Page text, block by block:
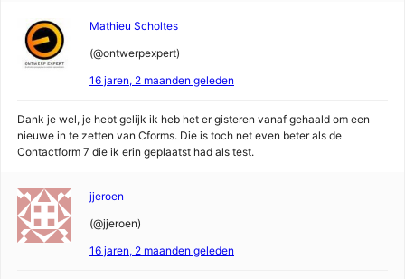
Mathieu Scholtes
(@ontwerpexpert)
16 jaren, 2 maanden geleden
Dank je wel, je hebt gelijk ik heb het er gisteren vanaf gehaald om een
nieuwe in te zetten van Cforms. Die is toch net even beter als de
Contactform 7 die ik erin geplaatst had als test.
jjeroen
(@jjeroen)
16 jaren, 2 maanden geleden